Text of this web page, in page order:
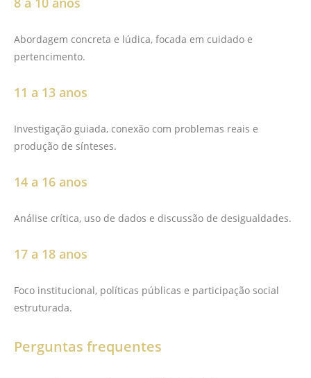
Abordagem concreta e lúdica, focada em cuidado e
pertencimento.
11 a 13 anos
Investigação guiada, conexão com problemas reais e
produção de sínteses.
14 a 16 anos
Análise crítica, uso de dados e discussão de desigualdades.
17 a 18 anos
Foco institucional, políticas públicas e participação social
estruturada.
Perguntas frequentes